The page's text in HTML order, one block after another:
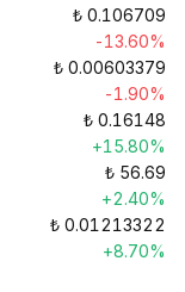
₺ 0.106709
-13.60%
₺ 0.00603379
-1.90%
₺ 0.16148
+15.80%
₺ 56.69
+2.40%
₺ 0.01213322
+8.70%